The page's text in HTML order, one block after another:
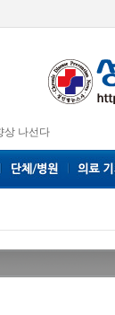
상 나선다